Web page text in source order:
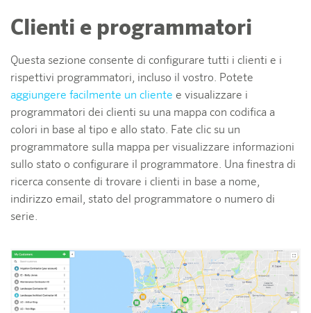
Clienti e programmatori
Questa sezione consente di configurare tutti i clienti e i
rispettivi programmatori, incluso il vostro. Potete
aggiungere facilmente un cliente e visualizzare i
programmatori dei clienti su una mappa con codifica a
colori in base al tipo e allo stato. Fate clic su un
programmatore sulla mappa per visualizzare informazioni
sullo stato o configurare il programmatore. Una finestra di
ricerca consente di trovare i clienti in base a nome,
indirizzo email, stato del programmatore o numero di
serie.